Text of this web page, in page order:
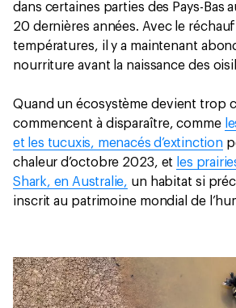
dans certaines parties des Pays-Bas
20 dernières années. Avec le
températures, il y a maintenant
nourriture avant la naissance des
Quand un écosystème devient trop
commencent à disparaître, comme
et les tucuxis, menacés d’extinction
chaleur d’octobre 2023, et les
Shark, en Australie, un habitat si
inscrit au patrimoine mondial de